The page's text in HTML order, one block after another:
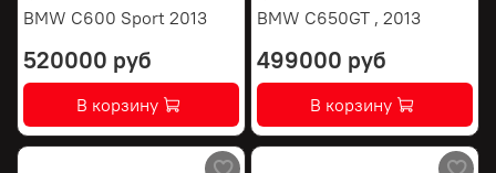
BMW C600 Sport 2013
520000 руб
В корзину
BMW C650GT , 2013
499000 руб
В корзину